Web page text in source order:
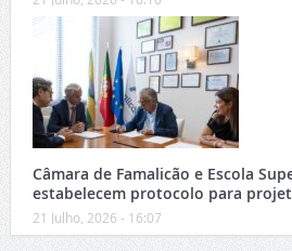
Câmara de Famalicão e Escola
estabelecem protocolo para
21 Julho, 2026 - 16:07